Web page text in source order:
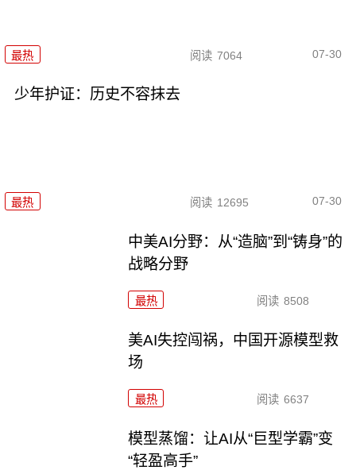
最热 阅读 7064 07-30
少年护证：历史不容抹去
最热 阅读 12695 07-30
中美AI分野：从“造脑”到“铸身”的
战略分野
最热 阅读 8508
美AI失控闯祸，中国开源模型救
场
最热 阅读 6637
模型蒸馏：让AI从“巨型学霸”变
“轻盈高手”